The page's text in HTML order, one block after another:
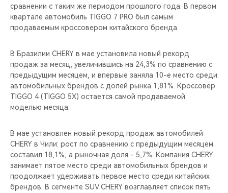
CHERY И СПОРТ
ВИДЕООБЗОРЫ
CHERY ДЛЯ ДЕТЕЙ
сравнении с таким же периодом прошлого года. В первом
квартале автомобиль TIGGO 7 PRO был самым
продаваемым кроссовером китайского бренда.
В Бразилии CHERY в мае установила новый рекорд
продаж за месяц, увеличившись на 24,3% по сравнению с
предыдущим месяцем, и впервые заняла 10-е место среди
автомобильных брендов с долей рынка 1,81%. Кроссовер
TIGGO 4 (TIGGO 5X) остается самой продаваемой
моделью месяца.
В мае установлен новый рекорд продаж автомобилей
CHERY в Чили: рост по сравнению с предыдущим месяцем
составил 18,1%, а рыночная доля - 5,7%. Компания CHERY
занимает пятое место среди автомобильных брендов и
продолжает удерживать первое место среди китайских
брендов. В сегменте SUV CHERY возглавляет список пять